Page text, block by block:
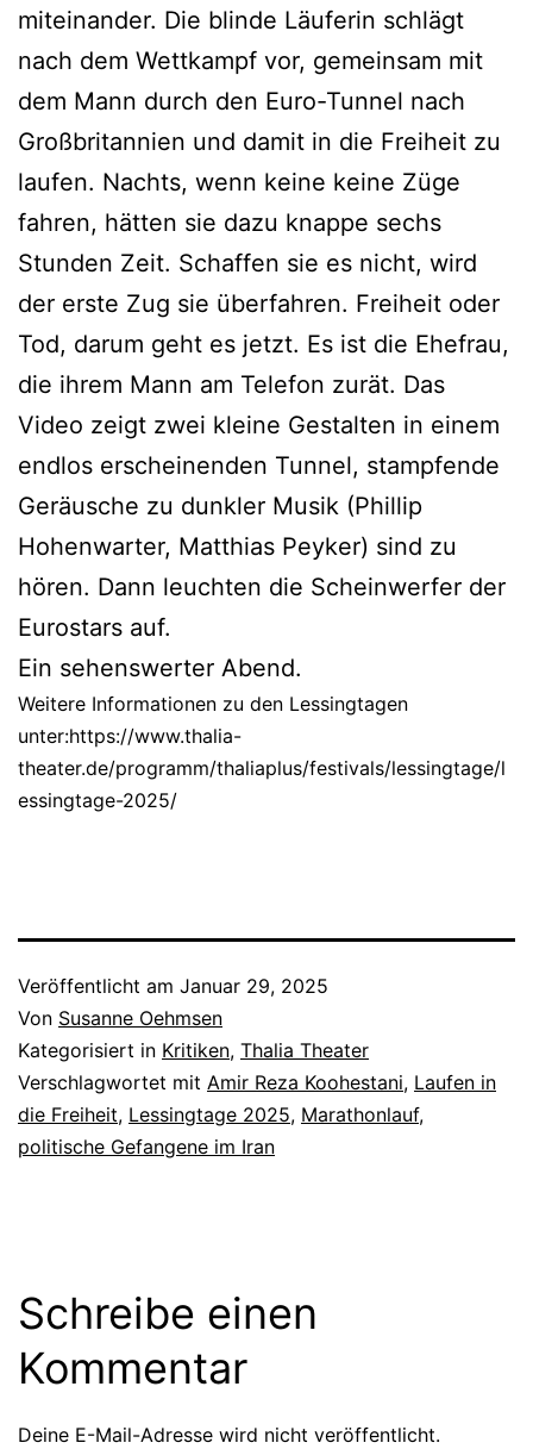
miteinander. Die blinde Läuferin schlägt
nach dem Wettkampf vor, gemeinsam mit
dem Mann durch den Euro-Tunnel nach
Großbritannien und damit in die Freiheit zu
laufen. Nachts, wenn keine keine Züge
fahren, hätten sie dazu knappe sechs
Stunden Zeit. Schaffen sie es nicht, wird
der erste Zug sie überfahren. Freiheit oder
Tod, darum geht es jetzt. Es ist die Ehefrau,
die ihrem Mann am Telefon zurät. Das
Video zeigt zwei kleine Gestalten in einem
endlos erscheinenden Tunnel, stampfende
Geräusche zu dunkler Musik (Phillip
Hohenwarter, Matthias Peyker) sind zu
hören. Dann leuchten die Scheinwerfer der
Eurostars auf.
Ein sehenswerter Abend.
Weitere Informationen zu den Lessingtagen
unter:https://www.thalia-
theater.de/programm/thaliaplus/festivals/lessingtage/l
essingtage-2025/
Veröffentlicht am Januar 29, 2025
Von Susanne Oehmsen
Kategorisiert in Kritiken, Thalia Theater
Verschlagwortet mit Amir Reza Koohestani, Laufen in
die Freiheit, Lessingtage 2025, Marathonlauf,
politische Gefangene im Iran
Schreibe einen
Kommentar
Deine E-Mail-Adresse wird nicht veröffentlicht.